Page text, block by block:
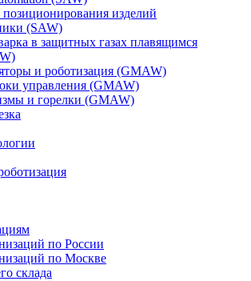
изделий
(SAW)
в защитных газах плавящимся
и роботизация (GMAW)
управления (GMAW)
и горелки (GMAW)
по России
по Москве
склада